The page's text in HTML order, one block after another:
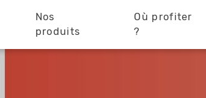
principale
Nos
produits
Où profiter
?